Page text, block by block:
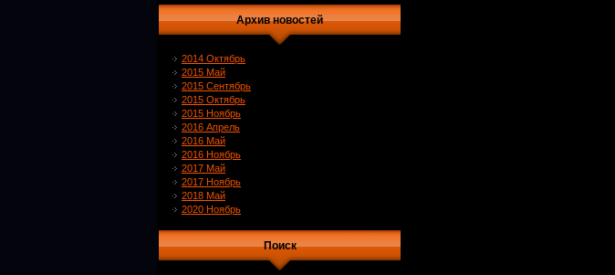
Архив новостей
2014 Октябрь
2015 Май
2015 Сентябрь
2015 Октябрь
2015 Ноябрь
2016 Апрель
2016 Май
2016 Ноябрь
2017 Май
2017 Ноябрь
2018 Май
2020 Ноябрь
Поиск